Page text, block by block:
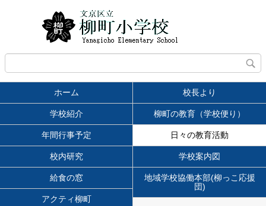
ホーム 校長より
学校紹介 柳町の教育（学校便り）
年間行事予定 日々の教育活動
校内研究 学校案内図
給食の窓
地域学校協働本部(柳っこ応援
団)
アクティ柳町